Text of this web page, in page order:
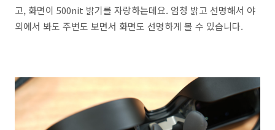
고, 화면이 500nit 밝기를 자랑하는데요. 엄청 밝고 선명해서 야
외에서 봐도 주변도 보면서 화면도 선명하게 볼 수 있습니다.